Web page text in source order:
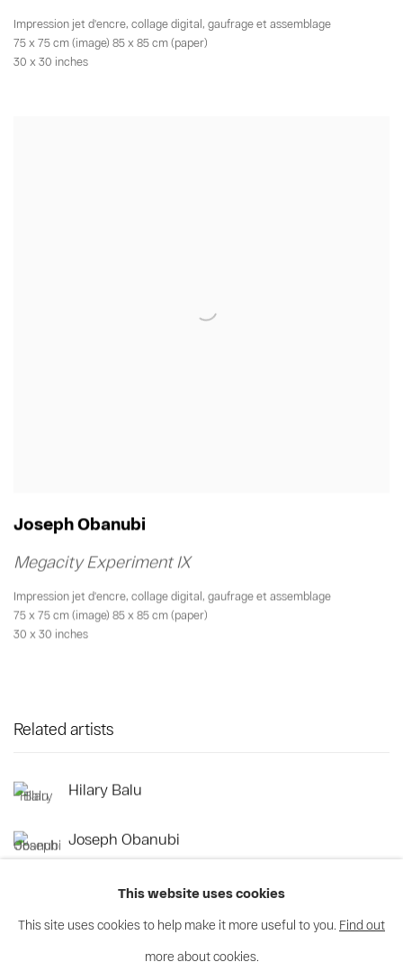
Impression jet d'encre, collage digital, gaufrage et assemblage
75 x 75 cm (image) 85 x 85 cm (paper)
30 x 30 inches
Joseph Obanubi
Megacity Experiment IX
Impression jet d'encre, collage digital, gaufrage et assemblage
75 x 75 cm (image) 85 x 85 cm (paper)
30 x 30 inches
Related artists
Hilary Balu
Joseph Obanubi
This website uses cookies
This site uses cookies to help make it more useful to you. Find out
more about cookies.